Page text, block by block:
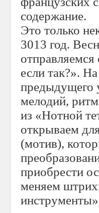
содержание.
Это только
3013 год.
если так?».
предыдущего
мелодий,
из «Нотной
открываем
(мотив),
приобрести
меняем